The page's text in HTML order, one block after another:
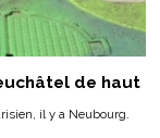
de haut
il y a Neubourg.